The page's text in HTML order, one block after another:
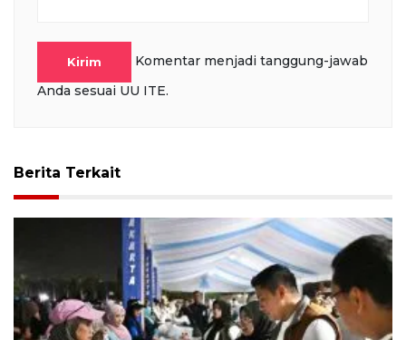
Kirim
Komentar menjadi tanggung-jawab
Anda sesuai UU ITE.
Berita Terkait